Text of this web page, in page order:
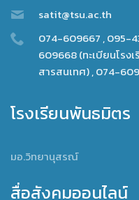
satit@tsu.ac.th
074-609667 , 095-
609668 (ทะเบียนโรง
สารสนเทศ) , 074-
โรงเรียนพันธมิตร
มอ.วิทยานุสรณ์
สื่อสังคมออนไลน์